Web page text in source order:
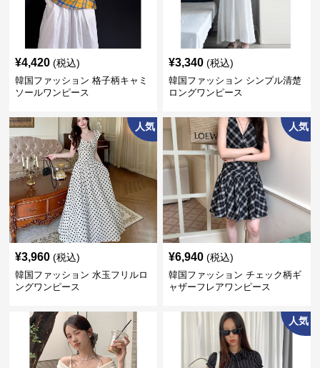
¥4,420 (税込)
韓国ファッション 格子柄キャミ
ソールワンピース
¥3,340 (税込)
韓国ファッション シンプル清楚
ロングワンピース
人気
¥3,960 (税込)
韓国ファッション 水玉フリルロ
ングワンピース
人気
¥6,940 (税込)
韓国ファッション チェック柄ギ
ャザーフレアワンピース
人気